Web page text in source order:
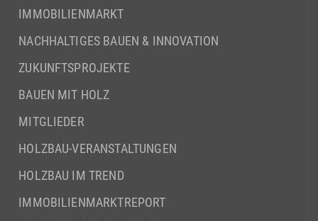
IMMOBILIENMARKT
NACHHALTIGES BAUEN & INNOVATION
ZUKUNFTSPROJEKTE
BAUEN MIT HOLZ
MITGLIEDER
HOLZBAU-VERANSTALTUNGEN
HOLZBAU IM TREND
IMMOBILIENMARKTREPORT